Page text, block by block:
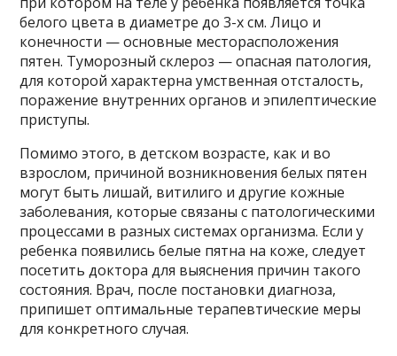
белого цвета в диаметре до 3-х см. Лицо и
конечности — основные месторасположения
пятен. Туморозный склероз — опасная патология,
для которой характерна умственная отсталость,
поражение внутренних органов и эпилептические
приступы.
Помимо этого, в детском возрасте, как и во
взрослом, причиной возникновения белых пятен
могут быть лишай, витилиго и другие кожные
заболевания, которые связаны с патологическими
процессами в разных системах организма. Если у
ребенка появились белые пятна на коже, следует
посетить доктора для выяснения причин такого
состояния. Врач, после постановки диагноза,
припишет оптимальные терапевтические меры
для конкретного случая.